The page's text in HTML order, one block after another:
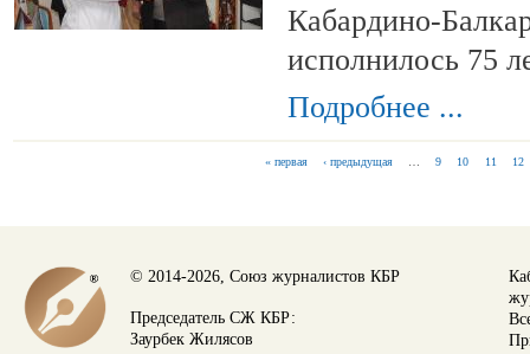
Кабардино-
исполнилось 75
Подробнее ...
« первая ‹ предыдущая 9 10 11 12
© 2014-2026, Союз журналистов КБР
Председатель СЖ КБР:
Заурбек Жилясов